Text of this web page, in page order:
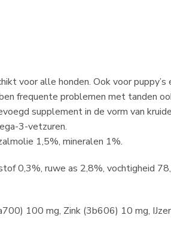
voor alle honden. Ook voor puppy’s
frequente problemen met tanden
supplement in de vorm van
3-vetzuren.
1,5%, mineralen 1%.
0,3%, ruwe as 2,8%, vochtigheid
100 mg, Zink (3b606) 10 mg,